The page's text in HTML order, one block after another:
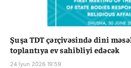
Şuşa TDT çərçivəsində dini
toplantıya ev sahibliyi edəcək
24 İyun 2026 19:59